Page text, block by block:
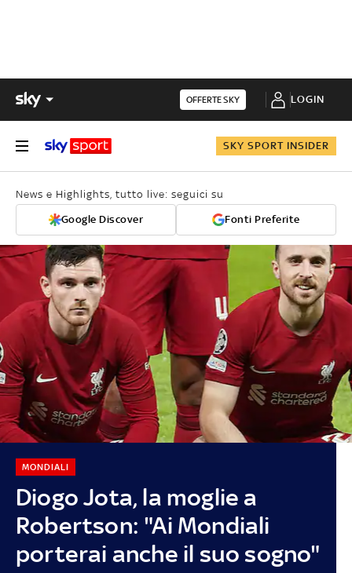
OFFERTE SKY LOGIN
SKY SPORT INSIDER
News e Highlights, tutto live: seguici su
Google Discover Fonti Preferite
Diogo Jota, la moglie a
Robertson: "Ai Mondiali
porterai anche il suo sogno"
MONDIALI